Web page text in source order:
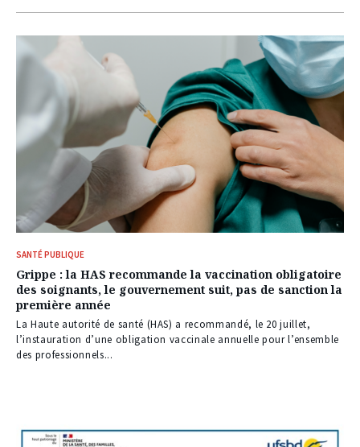
SANTÉ PUBLIQUE
Grippe : la HAS recommande la vaccination obligatoire
des soignants, le gouvernement suit, pas de sanction la
première année
La Haute autorité de santé (HAS) a recommandé, le 20 juillet,
l’instauration d’une obligation vaccinale annuelle pour l’ensemble
des professionnels...